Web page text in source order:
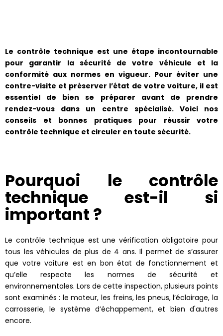
Le contrôle technique est une étape incontournable
pour garantir la sécurité de votre véhicule et la
conformité aux normes en vigueur. Pour éviter une
contre-visite et préserver l’état de votre voiture, il est
essentiel de bien se préparer avant de prendre
rendez-vous dans un centre spécialisé. Voici nos
conseils et bonnes pratiques pour réussir votre
contrôle technique et circuler en toute sécurité.
Pourquoi le contrôle
technique est-il si
important ?
Le contrôle technique est une vérification obligatoire pour
tous les véhicules de plus de 4 ans. Il permet de s’assurer
que votre voiture est en bon état de fonctionnement et
qu’elle respecte les normes de sécurité et
environnementales. Lors de cette inspection, plusieurs points
sont examinés : le moteur, les freins, les pneus, l’éclairage, la
carrosserie, le système d’échappement, et bien d'autres
encore.